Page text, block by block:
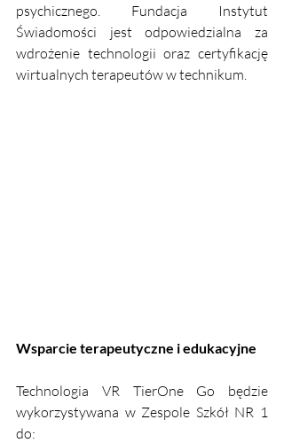
psychicznego. Fundacja Instytut
Świadomości jest odpowiedzialna za
wdrożenie technologii oraz certyfikację
wirtualnych terapeutów w technikum.
Wsparcie terapeutyczne i edukacyjne
Technologia VR TierOne Go będzie
wykorzystywana w Zespole Szkół NR 1
do: